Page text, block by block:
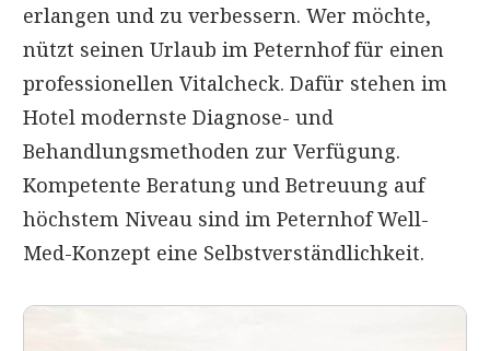
erlangen und zu verbessern. Wer möchte,
nützt seinen Urlaub im Peternhof für einen
professionellen Vitalcheck. Dafür stehen im
Hotel modernste Diagnose- und
Behandlungsmethoden zur Verfügung.
Kompetente Beratung und Betreuung auf
höchstem Niveau sind im Peternhof Well-
Med-Konzept eine Selbstverständlichkeit.